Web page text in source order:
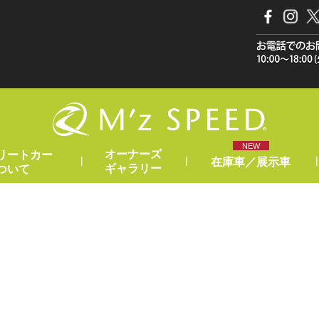
ートカー
いて
|
オーナーズ
ギャラリー
|
NEW
在庫車／展示車 |